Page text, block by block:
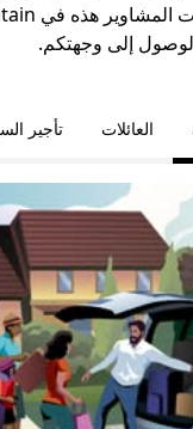
إلى وجهتكم.
العائلات تأجير